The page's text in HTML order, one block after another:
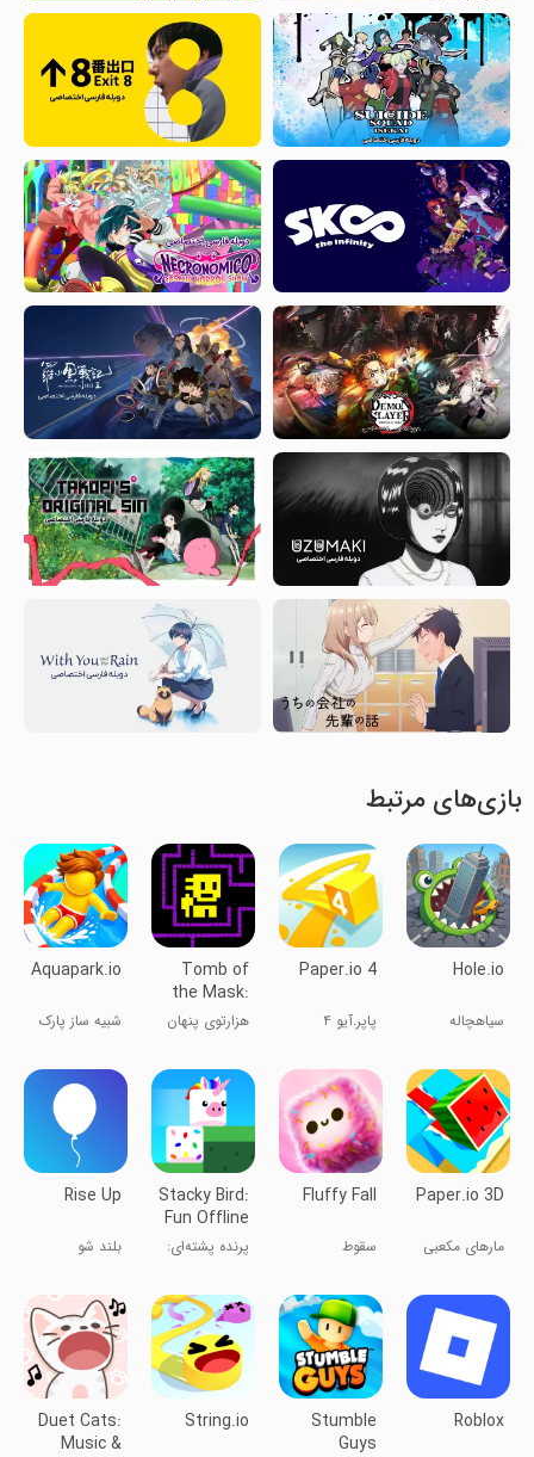
بازی‌های مرتبط
Hole.io
سیاهچاله
Paper.io 4
پاپر.آیو ۴
Tomb of
the Mask:
Old Maze
هزارتوی پنهان
Aquapark.io
شبیه ساز پارک
Paper.io 3D
مارهای مکعبی
Fluffy Fall
سقوط
Stacky Bird:
Fun Offline
Game
پرنده پشته‌ای:
کننده آفلاین
Rise Up
بلند شو
Roblox
Stumble
Guys
String.io
Duet Cats:
Music &